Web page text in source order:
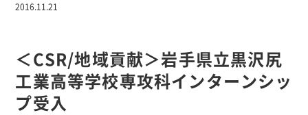
2016.11.21
＜CSR/地域貢献＞岩手県立黒沢尻
工業高等学校専攻科インターンシッ
プ受入